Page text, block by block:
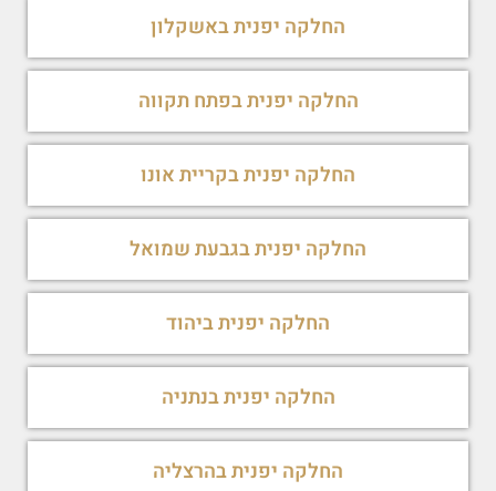
החלקה יפנית באשקלון
החלקה יפנית בפתח תקווה
החלקה יפנית בקריית אונו
החלקה יפנית בגבעת שמואל
החלקה יפנית ביהוד
החלקה יפנית בנתניה
החלקה יפנית בהרצליה